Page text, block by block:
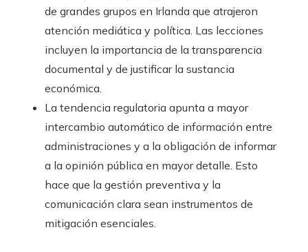
de grandes grupos en Irlanda que atrajeron
atención mediática y política. Las lecciones
incluyen la importancia de la transparencia
documental y de justificar la sustancia
económica.
La tendencia regulatoria apunta a mayor
intercambio automático de información entre
administraciones y a la obligación de informar
a la opinión pública en mayor detalle. Esto
hace que la gestión preventiva y la
comunicación clara sean instrumentos de
mitigación esenciales.